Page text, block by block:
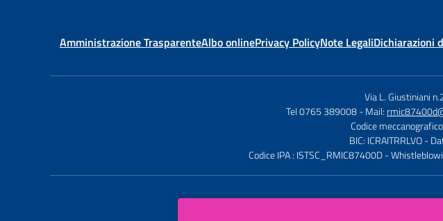
Amministrazione TrasparenteAlbo onlinePrivacy PolicyNote LegaliDichiarazioni
Via L. Giustiniani
Tel 0765 389008- Mail:
Codice
BIC: ICRAITRRLVO -
Codice IPA : ISTSC_RMIC87400D-